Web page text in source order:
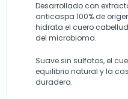
Desarrollado con
anticaspa 100% de
hidrata el cuero
del microbioma.
Suave sin sulfatos, el
equilibrio natural y la
duradera.